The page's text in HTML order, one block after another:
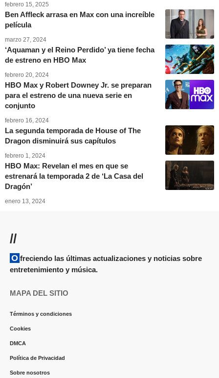
febrero 15, 2025
Ben Affleck arrasa en Max con una increíble
película
marzo 27, 2024
‘Aquaman y el Reino Perdido’ ya tiene fecha
de estreno en HBO Max
febrero 20, 2024
HBO Max y Robert Downey Jr. se preparan
para el estreno de una nueva serie en
conjunto
febrero 16, 2024
La segunda temporada de House of The
Dragon disminuirá sus capítulos
febrero 1, 2024
HBO Max: Revelan el mes en que se
estrenará la temporada 2 de ‘La Casa del
Dragón’
enero 13, 2024
//
Ofreciendo las últimas actualizaciones y noticias sobre
entretenimiento y música.
MAPA DEL SITIO
Términos y condiciones
Cookies
DMCA
Política de Privacidad
Sobre nosotros